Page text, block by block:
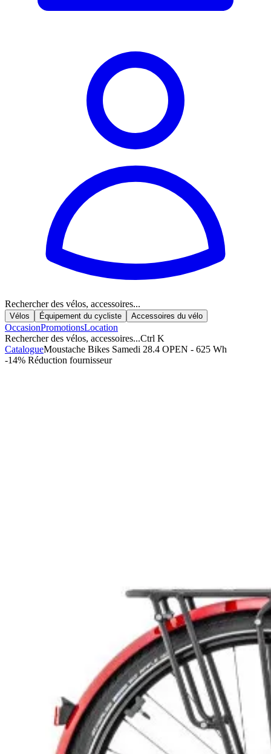
Rechercher des vélos, accessoires...
Vélos Équipement du cycliste Accessoires du vélo
OccasionPromotionsLocation
Rechercher des vélos, accessoires...Ctrl K
CatalogueMoustache Bikes Samedi 28.4 OPEN - 625 Wh
-14% Réduction fournisseur